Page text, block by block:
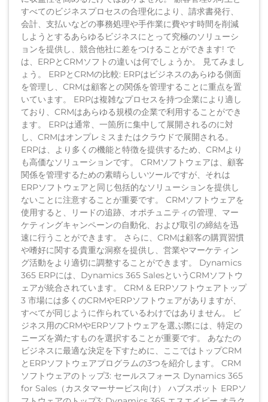
すべてのビジネスプロセスの合理化により、請求書発行、
会計、支払いなどの事務処理や手作業に費やす時間を削減
しようとするあらゆるビジネスにとって究極のソリューシ
ョンを提供し、競合他社に差をつけることができます! で
は、ERPとCRMソフトの違いは何でしょうか。 見てみまし
ょう。 ERPとCRMの比較: ERPはビジネスのあらゆる側面
を管理し、CRMは顧客との関係を管理することに重点を置
いています。 ERPは複雑なプロセスを持つ企業により適し
ており、CRMはあらゆる規模の企業で利用することができ
ます。 ERPは通常、一箇所に集中して展開されるのに対
し、CRMはオンプレミスまたはクラウドで展開される。
ERPは、より多くの機能と特徴を提供するため、CRMより
も高価なソリューションです。 CRMソフトウェアは、顧客
関係を管理するための素晴らしいツールですが、それは
ERPソフトウェアと同じ包括的なソリューションを提供し
ないことに注意することが重要です。 CRMソフトウェアを
使用すると、リードの追跡、オポチュニティの管理、マー
ケティングキャンペーンの自動化、および取引の締結を迅
速に行うことができます。 さらに、CRMは顧客の購買習慣
や嗜好に関する貴重な洞察を提供し、営業やマーケティン
グ活動をより適切に調整することができます。 Dynamics
365 ERPには、Dynamics 365 SalesというCRMソフトウ
ェアが統合されています。 CRM & ERPソフトウェアトップ
3 市場には多くのCRMやERPソフトウェアがありますが、
すべてが同じように作られているわけではありません。 ビ
ジネス用のCRMやERPソフトウェアを選ぶ際には、特定の
ニーズを満たすものを選択することが重要です。 あなたの
ビジネスに最適な決定を下すために、ここではトップCRM
とERPソフトウェアプログラムの3つを紹介します。 CRM
ソフトウェアのトップ3: セールスフォース Dynamics 365
for Sales（カスタマーサービス向け） ハブスポット ERPソ